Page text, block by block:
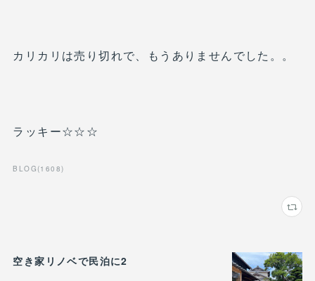
カリカリは売り切れで、もうありませんでした。。
ラッキー☆☆☆
BLOG (1608)
空き家リノベで民泊に2